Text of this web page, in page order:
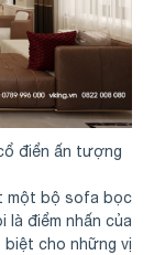
điển ấn tượng
một bộ sofa bọc
là điểm nhấn của
cho những vị